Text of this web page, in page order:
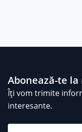
Abonează-te
Îți vom trimite
interesante.